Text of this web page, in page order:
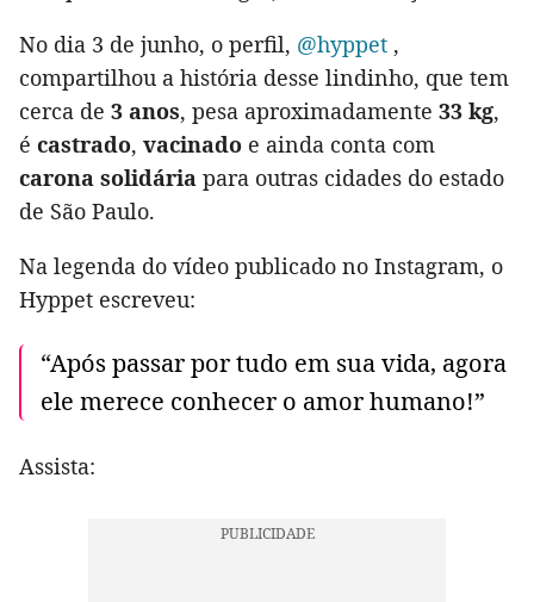
No dia 3 de junho, o perfil, @hyppet ,
compartilhou a história desse lindinho, que tem
cerca de 3 anos, pesa aproximadamente 33 kg,
é castrado, vacinado e ainda conta com
carona solidária para outras cidades do estado
de São Paulo.
Na legenda do vídeo publicado no Instagram, o
Hyppet escreveu:
“Após passar por tudo em sua vida, agora
ele merece conhecer o amor humano!”
Assista: